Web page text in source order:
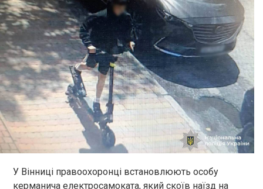
У Вінниці правоохоронці встановлюють особу
керманича електросамоката, який скоїв наїзд на